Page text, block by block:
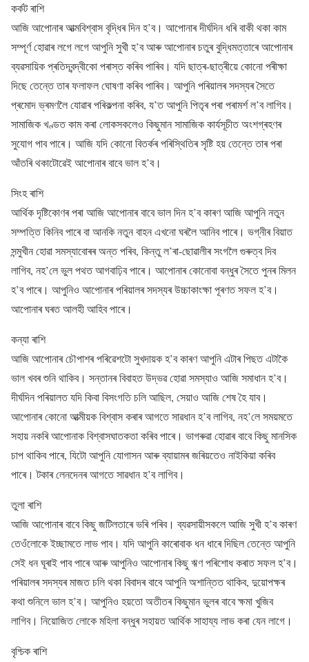
কৰ্কট ৰাশি
আজি আপোনাৰ আত্মবিশ্বাস বৃদ্ধিৰ দিন হ’ব। আপোনাৰ দীৰ্ঘদিন ধৰি বাকী থকা কাম
সম্পূৰ্ণ হোৱাৰ লগে লগে আপুনি সুখী হ’ব আৰু আপোনাৰ চতুৰ বুদ্ধিমত্তাৰে আপোনাৰ
ব্যৱসায়িক প্ৰতিদ্বন্দ্বীকো পৰাস্ত কৰিব পাৰিব। যদি ছাত্ৰ-ছাত্ৰীয়ে কোনো পৰীক্ষা
দিছে তেন্তে তাৰ ফলাফল ঘোষণা কৰিব পাৰিব। আপুনি পৰিয়ালৰ সদস্যৰ সৈতে
প্ৰমোদ ভ্ৰমণলৈ যোৱাৰ পৰিকল্পনা কৰিব, য’ত আপুনি পিতৃৰ পৰা পৰামৰ্শ ল’ব লাগিব।
সামাজিক খণ্ডত কাম কৰা লোকসকলেও কিছুমান সামাজিক কাৰ্যসূচীত অংশগ্ৰহণৰ
সুযোগ পাব পাৰে। আজি যদি কোনো বিতৰ্কৰ পৰিস্থিতিৰ সৃষ্টি হয় তেন্তে তাৰ পৰা
আঁতৰি থকাটোৱেই আপোনাৰ বাবে ভাল হ’ব।
সিংহ ৰাশি
আৰ্থিক দৃষ্টিকোণৰ পৰা আজি আপোনাৰ বাবে ভাল দিন হ’ব কাৰণ আজি আপুনি নতুন
সম্পত্তি কিনিব পাৰে বা আনকি নতুন বাহন এখনো ঘৰলৈ আনিব পাৰে। ভগ্নীৰ বিয়াত
সন্মুখীন হোৱা সমস্যাবোৰৰ অন্ত পৰিব, কিন্তু ল’ৰা-ছোৱালীৰ সংগলৈ গুৰুত্ব দিব
লাগিব, নহ’লে ভুল পথত আগবাঢ়িব পাৰে। আপোনাৰ কোনোবা বন্ধুৰ সৈতে পুনৰ মিলন
হ’ব পাৰে। আপুনিও আপোনাৰ পৰিয়ালৰ সদস্যৰ উচ্চাকাংক্ষা পূৰণত সফল হ’ব।
আপোনাৰ ঘৰত আলহী আহিব পাৰে।
কন্যা ৰাশি
আজি আপোনাৰ চৌপাশৰ পৰিৱেশটো সুখদায়ক হ’ব কাৰণ আপুনি এটাৰ পিছত এটাকৈ
ভাল খবৰ শুনি থাকিব। সন্তানৰ বিবাহত উদ্ভৱ হোৱা সমস্যাও আজি সমাধান হ’ব।
দীৰ্ঘদিন পৰিয়ালত যদি কিবা বিসংগতি চলি আছিল, সেয়াও আজি শেষ হৈ যাব।
আপোনাৰ কোনো আত্মীয়ক বিশ্বাস কৰাৰ আগতে সাৱধান হ’ব লাগিব, নহ’লে সময়মতে
সহায় নকৰি আপোনাক বিশ্বাসঘাতকতা কৰিব পাৰে। ভাগৰুৱা হোৱাৰ বাবে কিছু মানসিক
চাপ থাকিব পাৰে, যিটো আপুনি যোগাসন আৰু ব্যায়ামৰ জৰিয়তেও নাইকিয়া কৰিব
পাৰে। টকাৰ লেনদেনৰ আগতে সাৱধান হ’ব লাগিব।
তুলা ৰাশি
আজি আপোনাৰ বাবে কিছু জটিলতাৰে ভৰি পৰিব। ব্যৱসায়ীসকলে আজি সুখী হ’ব কাৰণ
তেওঁলোকে ইচ্ছামতে লাভ পাব। যদি আপুনি কাৰোবাক ধন ধাৰে দিছিল তেন্তে আপুনি
সেই ধন ঘূৰাই পাব পাৰে আৰু আপুনিও আপোনাৰ কিছু ঋণ পৰিশোধ কৰাত সফল হ’ব।
পৰিয়ালৰ সদস্যৰ মাজত চলি থকা বিবাদৰ বাবে আপুনি অশান্তিত থাকিব, দুয়োপক্ষৰ
কথা শুনিলে ভাল হ’ব। আপুনিও হয়তো অতীতৰ কিছুমান ভুলৰ বাবে ক্ষমা খুজিব
লাগিব। নিয়োজিত লোকে মহিলা বন্ধুৰ সহায়ত আৰ্থিক সাহায্য লাভ কৰা যেন লাগে।
বৃশ্চিক ৰাশি